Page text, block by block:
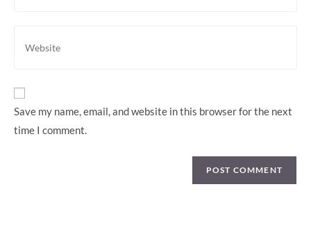
your
URL
Save my name, email, and website in this browser for the next
time I comment.